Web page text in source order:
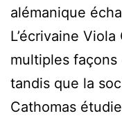
alémanique
L’écrivaine
multiples
tandis que la
Cathomas